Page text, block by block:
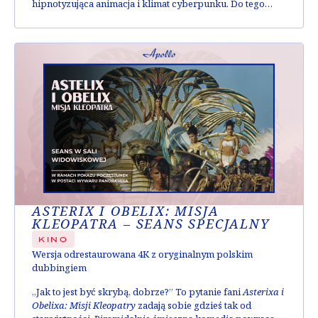
hipnotyzująca animacja i klimat cyberpunku. Do tego
nadał futurystycznej historii niemal mistyczny wymiar.
Film nie tylko zrewolucjonizował animację, ale też na
trwałe wpłynął na kino science fiction i popkulturę XXI
wieku. Zainspirował nie tylko„Matrixa” czy
też serie gier Metal Gear Solid oraz Deus Ex.
ASTERIX I OBELIX: MISJA
KLEOPATRA – SEANS SPECJALNY
KINO
Wersja odrestaurowana 4K z oryginalnym polskim
dubbingiem
„Jak to jest być skrybą, dobrze?” To pytanie faniAsterixa i
Obelixa: Misji Kleopatry zadają sobie gdzieś tak od